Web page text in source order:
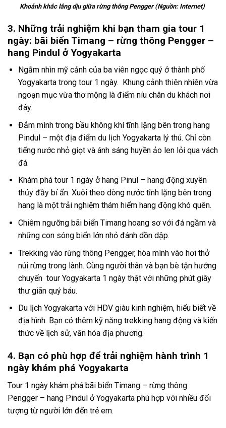
Khoảnh khắc lắng dịu giữa rừng thông Pengger (Nguồn: Internet)
3. Những trải nghiệm khi bạn tham gia tour 1
ngày: bãi biển Timang – rừng thông Pengger –
hang Pindul ở Yogyakarta
Ngắm nhìn mỹ cảnh của ba viên ngọc quý ở thành phố
Yogyakarta trong tour 1 ngày.
Khung cảnh thiên nhiên vừa
ngoạn mục vừa thơ mộng là điểm níu chân du khách nơi
đây.
Đắm mình trong bầu không khí tĩnh lặng bên trong hang
Pindul – một địa điểm du lịch Yogyakarta lý thú. Chỉ còn
tiếng nước nhỏ giọt và ánh sáng huyền ảo len lỏi qua vách
đá.
Khám phá tour 1 ngày ở hang Pinul – hang động xuyên
thủy đầy bí ẩn. Xuôi theo dòng nước tĩnh lặng bên trong
hang là một trải nghiệm thám hiểm hang động khó quên.
Chiêm ngưỡng bãi biển Timang hoang sơ với đá ngầm và
những con sóng biển lớn nhỏ đánh dồn dập.
Trekking vào rừng thông Pengger, hòa mình vào hơi thở
núi rừng trong lành. Cùng người thân và bạn bè tận hưởng
chuyến tour Yogyakarta 1 ngày thật với những phút giây
thư giãn quý báu.
Du lịch Yogyakartavới HDV giàu kinh nghiệm, hiểu biết về
địa hình. Bạn có thêm kỹ năng trekking hang động và kiến
thức về lịch sử, văn hóa địa phương.
4. Bạn có phù hợp để trải nghiệm hành trình 1
ngày khám phá Yogyakarta
Tour 1 ngày khám phá bãi biển Timang – rừng thông
Pengger – hang Pindul ở Yogyakarta phù hợp với nhiều đối
tượng từ người lớn đến trẻ em.